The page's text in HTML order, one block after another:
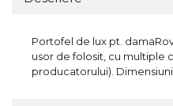
Portofel de lux pt.
usor de folosit, cu multiple
producatorului).